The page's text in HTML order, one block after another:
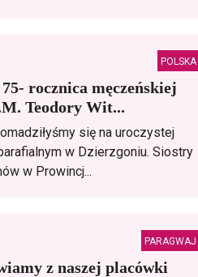
POLSKA
rocznica męczeńskiej
Teodory Wit...
się na uroczystej
w Dzierzgoniu. Siostry
w Prowincj...
PARAGWAJ
z naszej placówki